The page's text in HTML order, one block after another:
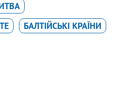
БАЛТІЙСЬКІ КРАЇНИ